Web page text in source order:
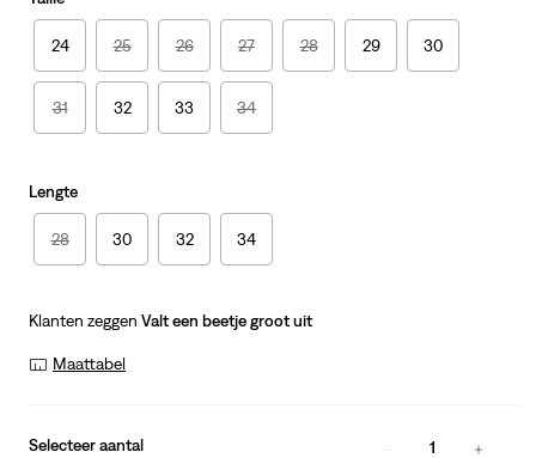
24 25 26 27 28 29 30
31 32 33 34
Lengte
28 30 32 34
Klanten zeggen Valt een beetje groot uit
Maattabel
Selecteer aantal 1